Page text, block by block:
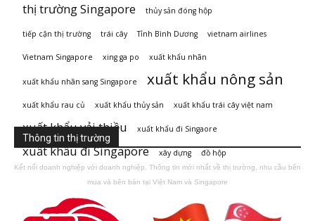
thị trường Singapore thủy sản đóng hộp
tiếp cận thị trường trái cây Tỉnh Bình Dương vietnam airlines
Vietnam Singapore xing ga po xuất khẩu nhãn
xuất khẩu nhãn sang Singapore xuất khẩu nông sản
xuất khẩu rau củ xuất khẩu thủy sản xuất khẩu trái cây việt nam
xuất khẩu vải thiều xuất khẩu đi Singaore
xuất khẩu đi Singapore xây dựng đồ hộp
Thông tin thị trường
Kết nối doanh nghiệp với doanh nghiệp. Thông tin mới nhất về thị trường, nhu cầu bên
mua và bên bán tại Việt Nam và Singapore